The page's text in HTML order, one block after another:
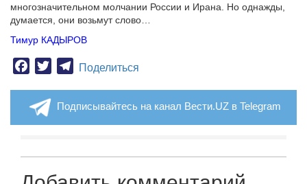
многозначительном молчании России и Ирана. Но однажды,
думается, они возьмут слово…
Тимур КАДЫРОВ
Facebook
TwitterTelegram
Поделиться
Подписывайтесь на канал Вести.UZ в Telegram